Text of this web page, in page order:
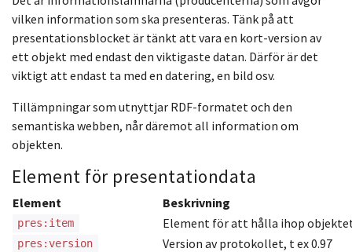
vilken information som ska presenteras. Tänk på att
presentationsblocket är tänkt att vara en kort-version av
ett objekt med endast den viktigaste datan. Därför är det
viktigt att endast ta med en datering, en bild osv.
Tillämpningar som utnyttjar RDF-formatet och den
semantiska webben, når däremot all information om
objekten.
Element för presentationdata
Element Beskrivning
pres:item Element för att hålla ihop
pres:version Version av protokollet, t ex 0.97